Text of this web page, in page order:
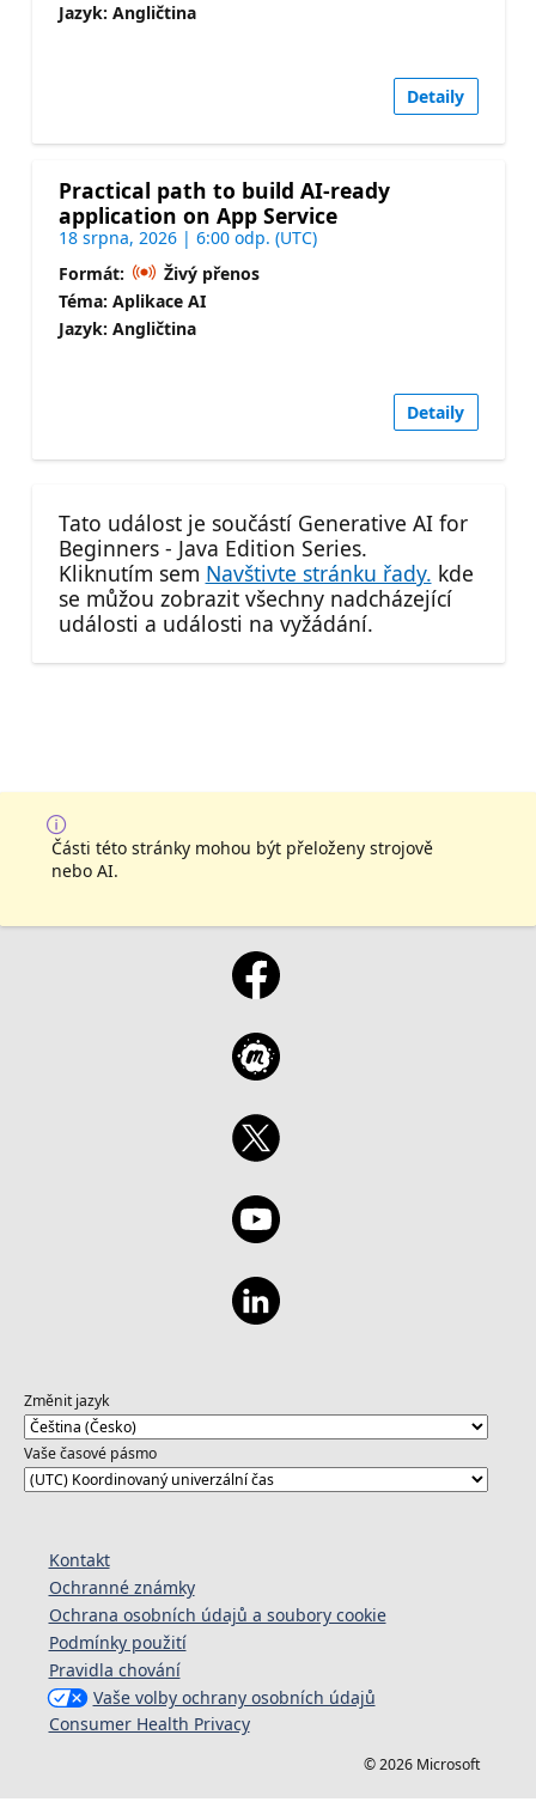
Jazyk: Angličtina
Detaily
Practical path to build AI-ready
application on App Service
18 srpna, 2026 | 6:00 odp. (UTC)
Formát:
Živý přenos
Téma: Aplikace AI
Jazyk: Angličtina
Detaily
Tato událost je součástí Generative AI for
Beginners - Java Edition Series.
Kliknutím sem Navštivte stránku řady. kde
se můžou zobrazit všechny nadcházející
události a události na vyžádání.
Části této stránky mohou být přeloženy strojově
nebo AI.
Změnit jazyk
Vaše časové pásmo
Kontakt
Ochranné známky
Ochrana osobních údajů a soubory cookie
Podmínky použití
Pravidla chování
Vaše volby ochrany osobních údajů
Consumer Health Privacy
© 2026 Microsoft